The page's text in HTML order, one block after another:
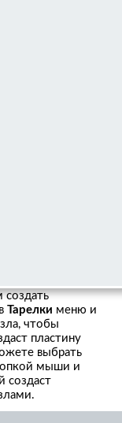
Тарелки меню и
чтобы
пластину
выбрать
мыши и
создаст